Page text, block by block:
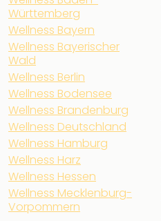
Württemberg
Wellness Bayern
Wellness Bayerischer
Wald
Wellness Berlin
Wellness Bodensee
Wellness Brandenburg
Wellness Deutschland
Wellness Hamburg
Wellness Harz
Wellness Hessen
Wellness Mecklenburg-
Vorpommern